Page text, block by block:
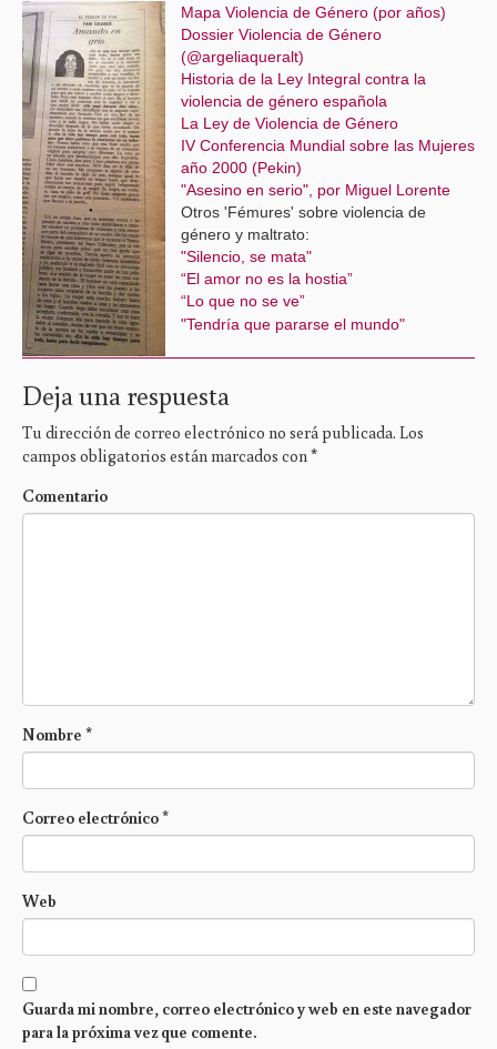
Mapa Violencia de Género (por años)
Dossier Violencia de Género
(@argeliaqueralt)
Historia de la Ley Integral contra la
violencia de género española
La Ley de Violencia de Género
IV Conferencia Mundial sobre las Mujeres
año 2000 (Pekin)
"Asesino en serio", por Miguel Lorente
Otros 'Fémures' sobre violencia de
género y maltrato:
"Silencio, se mata"
“El amor no es la hostia”
“Lo que no se ve”
"Tendría que pararse el mundo"
Deja una respuesta
Tu dirección de correo electrónico no será publicada. Los
campos obligatorios están marcados con*
Comentario
Nombre *
Correo electrónico*
Web
Guarda mi nombre, correo electrónico y web en este navegador
para la próxima vez que comente.